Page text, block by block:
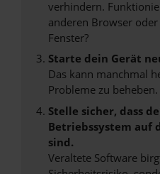
verhindern.
anderen Browser
Fenster?
Starte dein Gerät
Das kann manchmal
Probleme zu beheben.
Stelle sicher, dass
Betriebssystem auf
sind.
Veraltete Software